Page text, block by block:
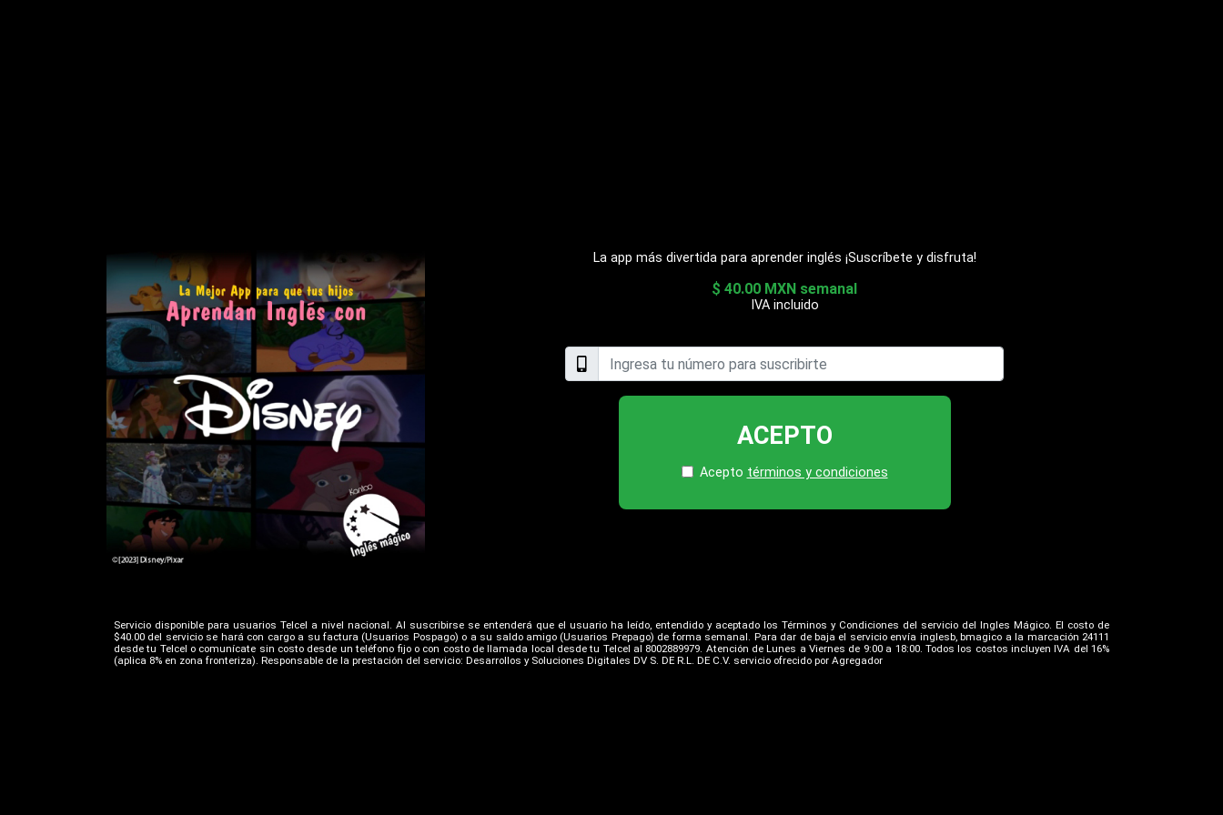
La app más divertida para aprender inglés ¡Suscríbete y disfruta!
$ 40.00 MXN semanal
IVA incluido
ACEPTO
Acepto términos y condiciones
Servicio disponible para usuarios Telcel a nivel nacional. Al suscribirse se entenderá que el usuario ha leído, entendido y aceptado los Términos y Condiciones del servicio del Ingles Mágico. El costo de
$40.00 del servicio se hará con cargo a su factura (Usuarios Pospago) o a su saldo amigo (Usuarios Prepago) de forma semanal. Para dar de baja el servicio envía inglesb, bmagico a la marcación 24111
desde tu Telcel o comunícate sin costo desde un teléfono fijo o con costo de llamada local desde tu Telcel al 8002889979. Atención de Lunes a Viernes de 9:00 a 18:00. Todos los costos incluyen IVA del 16%
(aplica 8% en zona fronteriza). Responsable de la prestación del servicio: Desarrollos y Soluciones Digitales DV S. DE R.L. DE C.V. servicio ofrecido por Agregador